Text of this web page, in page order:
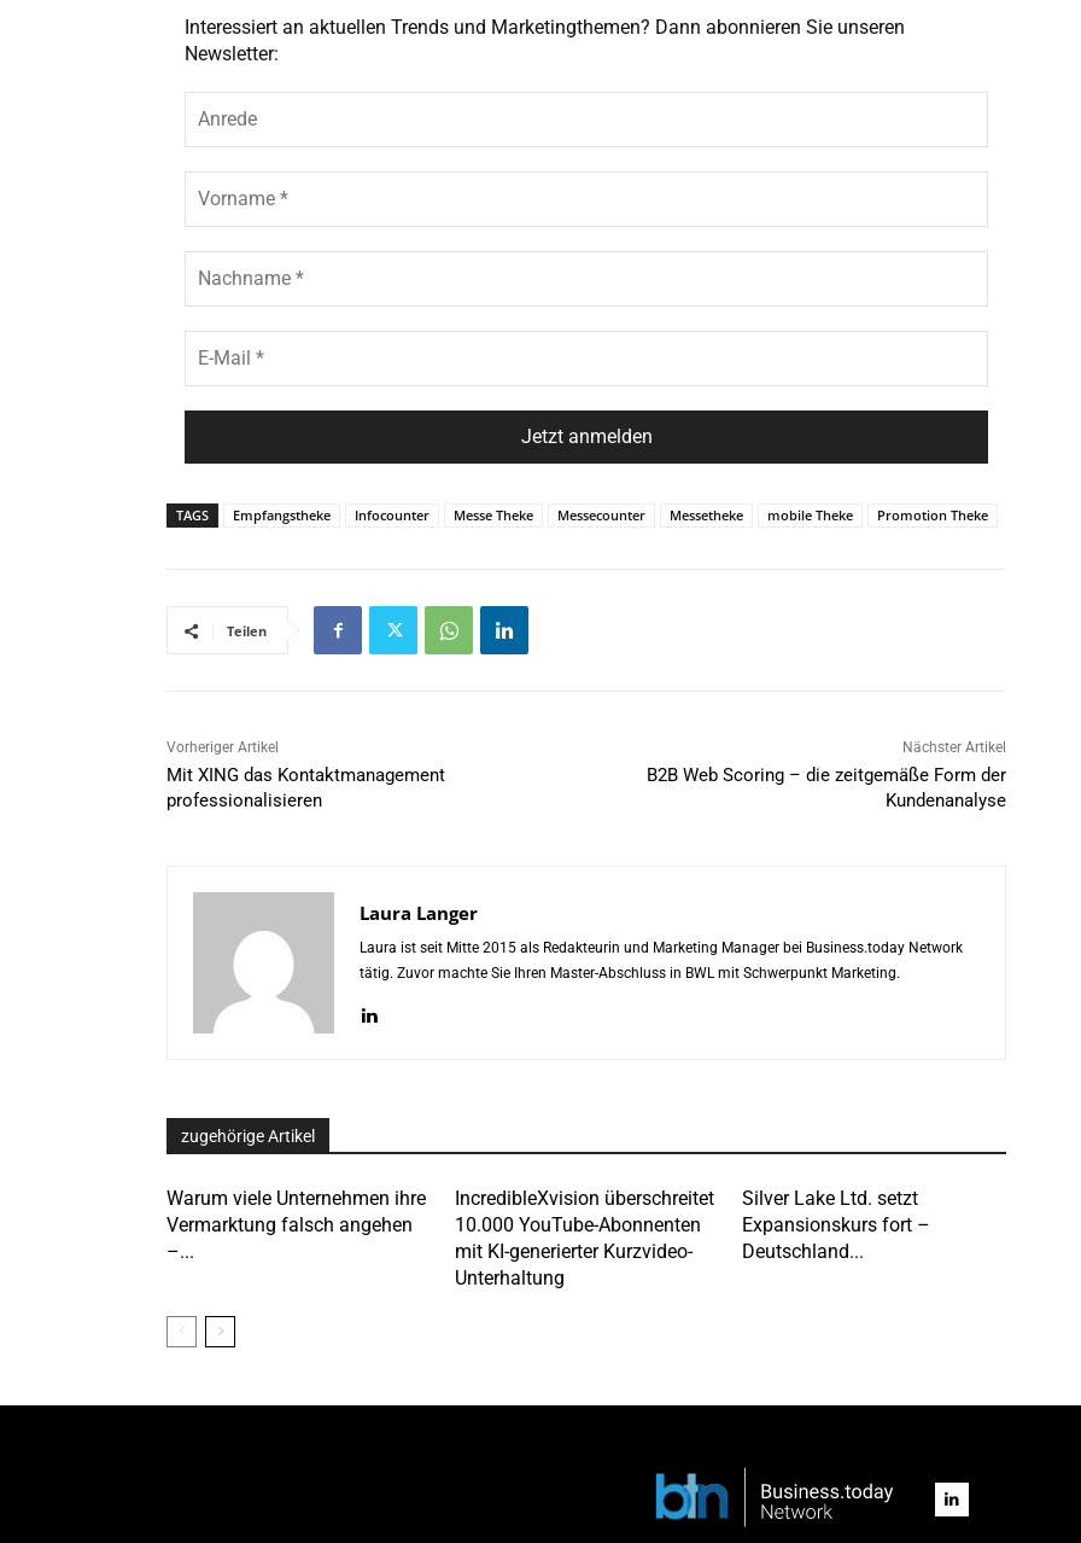
Interessiert an aktuellen Trends und Marketingthemen? Dann abonnieren Sie unseren
Newsletter:
TAGS Empfangstheke Infocounter Messe Theke Messecounter Messetheke mobile Theke Promotion Theke
Teilen
Vorheriger Artikel
Mit XING das Kontaktmanagement
professionalisieren
Nächster Artikel
B2B Web Scoring – die zeitgemäße Form der
Kundenanalyse
Laura Langer
Laura ist seit Mitte 2015 als Redakteurin und Marketing Manager bei Business.today Network
tätig. Zuvor machte Sie Ihren Master-Abschluss in BWL mit Schwerpunkt Marketing.
zugehörige Artikel
Warum viele Unternehmen ihre
Vermarktung falsch angehen
–...
IncredibleXvision überschreitet
10.000 YouTube-Abonnenten
mit KI-generierter Kurzvideo-
Unterhaltung
Silver Lake Ltd. setzt
Expansionskurs fort –
Deutschland...